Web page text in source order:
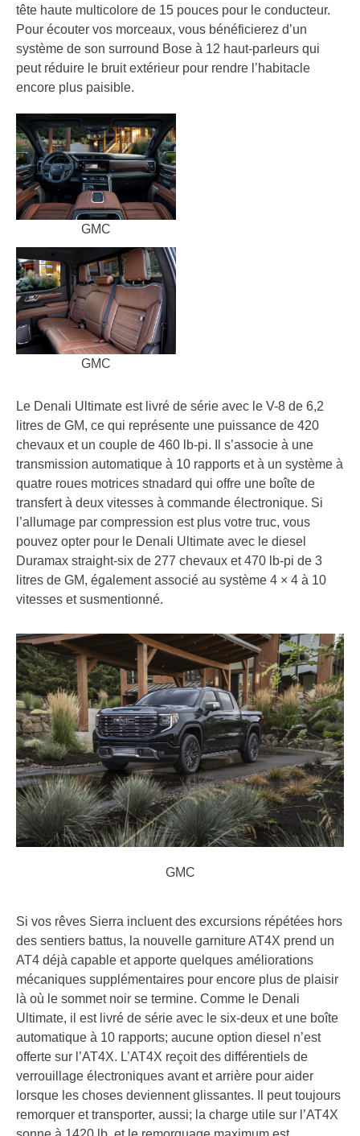
tête haute multicolore de 15 pouces pour le conducteur.
Pour écouter vos morceaux, vous bénéficierez d’un
système de son surround Bose à 12 haut-parleurs qui
peut réduire le bruit extérieur pour rendre l’habitacle
encore plus paisible.
GMC
GMC
Le Denali Ultimate est livré de série avec le V-8 de 6,2
litres de GM, ce qui représente une puissance de 420
chevaux et un couple de 460 lb-pi. Il s’associe à une
transmission automatique à 10 rapports et à un système à
quatre roues motrices stnadard qui offre une boîte de
transfert à deux vitesses à commande électronique. Si
l’allumage par compression est plus votre truc, vous
pouvez opter pour le Denali Ultimate avec le diesel
Duramax straight-six de 277 chevaux et 470 lb-pi de 3
litres de GM, également associé au système 4 × 4 à 10
vitesses et susmentionné.
GMC
Si vos rêves Sierra incluent des excursions répétées hors
des sentiers battus, la nouvelle garniture AT4X prend un
AT4 déjà capable et apporte quelques améliorations
mécaniques supplémentaires pour encore plus de plaisir
là où le sommet noir se termine. Comme le Denali
Ultimate, il est livré de série avec le six-deux et une boîte
automatique à 10 rapports; aucune option diesel n’est
offerte sur l’AT4X. L’AT4X reçoit des différentiels de
verrouillage électroniques avant et arrière pour aider
lorsque les choses deviennent glissantes. Il peut toujours
remorquer et transporter, aussi; la charge utile sur l’AT4X